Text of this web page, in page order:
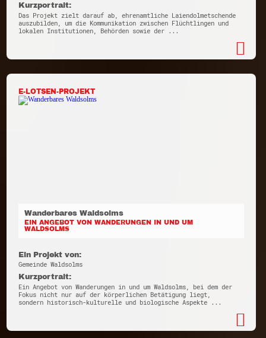
Kurzportrait:
Das Projekt zielt darauf ab, ehrenamtliche Laiendolmetschende
auszubilden, um die Kommunikation zwischen Flüchtlingen und
lokalen Institutionen, Behörden sowie der ...
E-LOTSEN-PROJEKT
Wanderbares Waldsolms
EIN ANGEBOT VON WANDERUNGEN IN UND UM
WALDSOLMS
Ein Projekt von:
Gemeinde Waldsolms
Kurzportrait:
Ein Angebot von Wanderungen in und um Waldsolms, bei dem der
Fokus nicht nur auf der körperlichen Betätigung liegt,
sondern historisch-kulturelle und biologische Aspekte ...